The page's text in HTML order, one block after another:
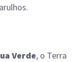
Verde, o Terra